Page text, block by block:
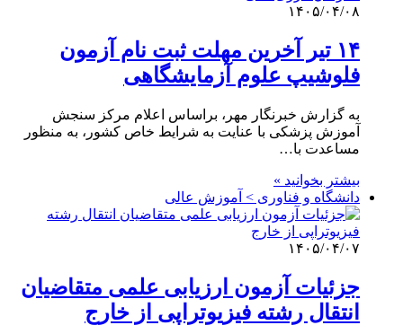
۱۴۰۵/۰۴/۰۸
۱۴ تیر آخرین مهلت ثبت نام آزمون
فلوشیپ علوم آزمایشگاهی
به گزارش خبرنگار مهر، براساس اعلام مرکز سنجش
آموزش پزشکی با عنایت به شرایط خاص کشور، به منظور
مساعدت با…
بیشتر بخوانید »
دانشگاه و فناوری > آموزش عالی
۱۴۰۵/۰۴/۰۷
جزئیات آزمون ارزیابی علمی متقاضیان
انتقال رشته فیزیوتراپی از خارج